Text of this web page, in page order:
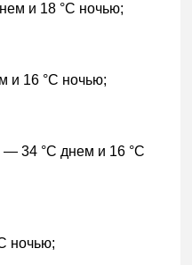
и 18 °C ночью;
и 16 °C ночью;
34 °C днем и 16 °C
ночью;